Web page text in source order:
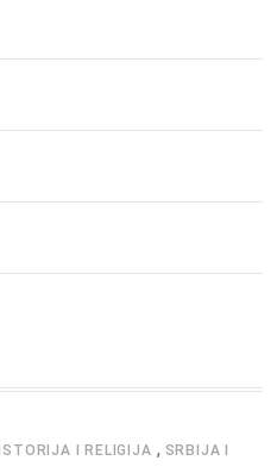
ISTORIJA I RELIGIJA , SRBIJA I